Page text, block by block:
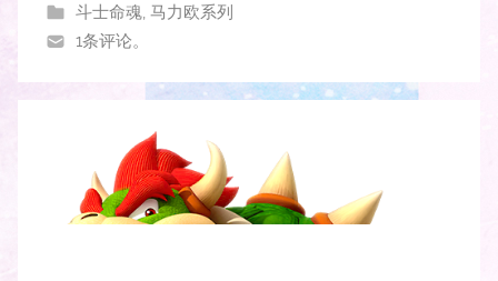
斗士命魂, 马力欧系列
1条评论。